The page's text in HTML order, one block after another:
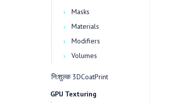
Masks
Materials
Modifiers
Volumes
नि:शुल्क 3DCoatPrint
GPU Texturing